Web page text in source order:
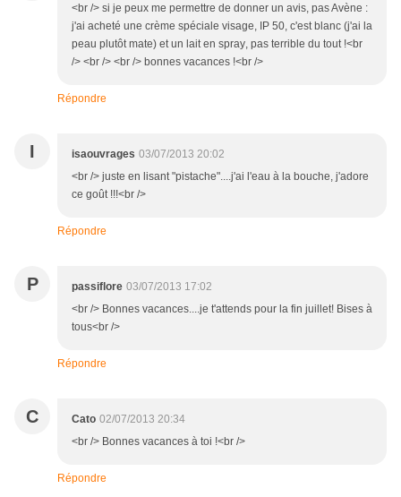
<br /> si je peux me permettre de donner un avis, pas Avène :
j'ai acheté une crème spéciale visage, IP 50, c'est blanc (j'ai la
peau plutôt mate) et un lait en spray, pas terrible du tout !<br
/> <br /> <br /> bonnes vacances !<br />
Répondre
I isaouvrages 03/07/2013 20:02
<br /> juste en lisant "pistache"....j'ai l'eau à la bouche, j'adore
ce goût !!!<br />
Répondre
P passiflore 03/07/2013 17:02
<br /> Bonnes vacances....je t'attends pour la fin juillet! Bises à
tous<br />
Répondre
C Cato 02/07/2013 20:34
<br /> Bonnes vacances à toi !<br />
Répondre